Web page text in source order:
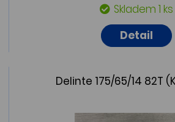
Skladem 1 ks
Detail
Delinte 175/65/14 82T